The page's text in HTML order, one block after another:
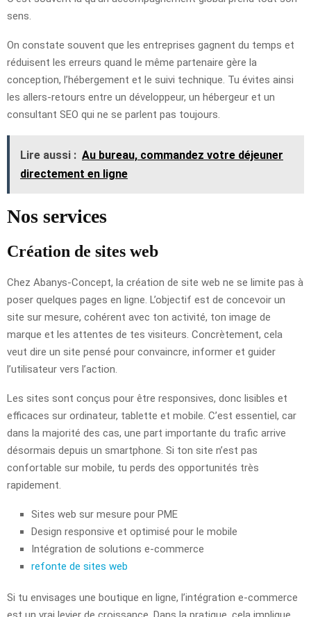
sens.
On constate souvent que les entreprises gagnent du temps et
réduisent les erreurs quand le même partenaire gère la
conception, l’hébergement et le suivi technique. Tu évites ainsi
les allers-retours entre un développeur, un hébergeur et un
consultant SEO qui ne se parlent pas toujours.
Lire aussi : Au bureau, commandez votre déjeuner
directement en ligne
Nos services
Création de sites web
Chez Abanys-Concept, la création de site web ne se limite pas à
poser quelques pages en ligne. L’objectif est de concevoir un
site sur mesure, cohérent avec ton activité, ton image de
marque et les attentes de tes visiteurs. Concrètement, cela
veut dire un site pensé pour convaincre, informer et guider
l’utilisateur vers l’action.
Les sites sont conçus pour être responsives, donc lisibles et
efficaces sur ordinateur, tablette et mobile. C’est essentiel, car
dans la majorité des cas, une part importante du trafic arrive
désormais depuis un smartphone. Si ton site n’est pas
confortable sur mobile, tu perds des opportunités très
rapidement.
Sites web sur mesure pour PME
Design responsive et optimisé pour le mobile
Intégration de solutions e-commerce
refonte de sites web
Si tu envisages une boutique en ligne, l’intégration e-commerce